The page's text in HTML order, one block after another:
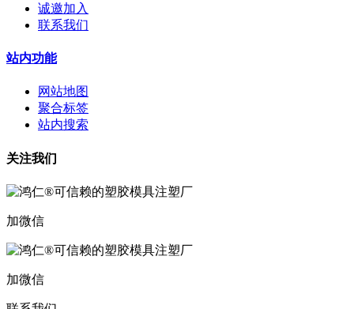
诚邀加入
联系我们
站内功能
网站地图
聚合标签
站内搜索
关注我们
加微信
加微信